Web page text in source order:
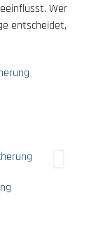
Wer
entscheidet,